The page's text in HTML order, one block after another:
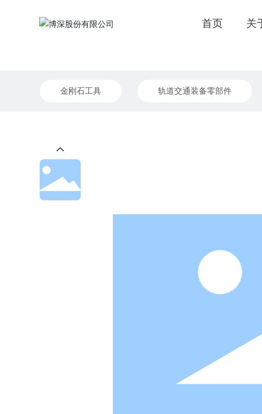
首页 关
金刚石工具 轨道交通装备零部件